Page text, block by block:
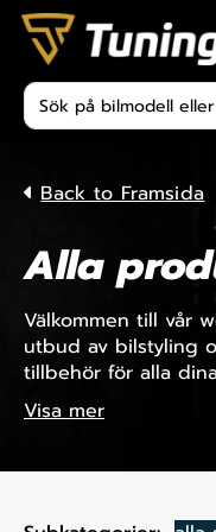
Skip to content
Produktsökning
Back to Framsida
Alla
Välkommen till vår
utbud av bilstyling
tillbehör för alla
Visa mer